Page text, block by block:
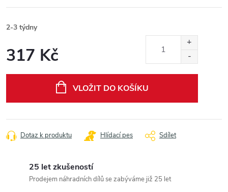
2-3 týdny
317 Kč
VLOŽIT DO KOŠÍKU
Dotaz k produktu Hlídací pes Sdílet
25 let zkušeností
Prodejem náhradních dílů se zabýváme již 25 let